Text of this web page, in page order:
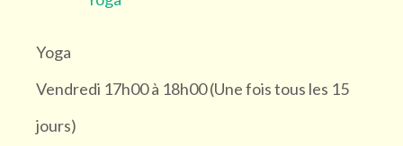
Site d'envol pour débutant Saint Hilaire du Touvet (1)
Yoga
Vendredi 17h00 à 18h00 (Une fois tous les 15
jours)